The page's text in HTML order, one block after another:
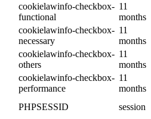
cookielawinfo-checkbox-
functional
11
months
cookielawinfo-checkbox-
necessary
11
months
cookielawinfo-checkbox-
others
11
months
cookielawinfo-checkbox-
performance
11
months
PHPSESSID session